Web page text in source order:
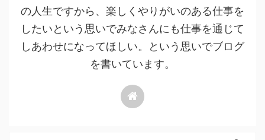
の人生ですから、楽しくやりがいのある仕事を
したいという思いでみなさんにも仕事を通じて
しあわせになってほしい。という思いでブログ
を書いています。